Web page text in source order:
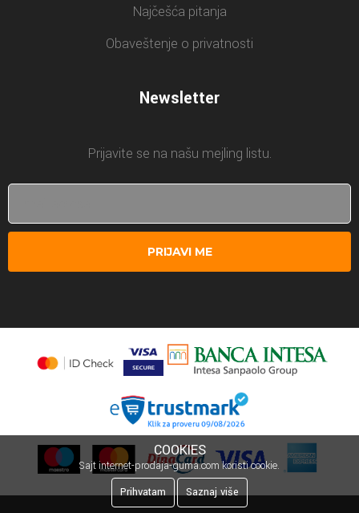
Najčešća pitanja
Obaveštenje o privatnosti
Newsletter
Prijavite se na našu mejling listu.
PRIJAVI ME
COOKIES
Sajt internet-prodaja-guma.com koristi cookie.
Prihvatam
Saznaj više